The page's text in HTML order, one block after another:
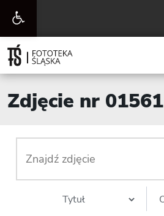
Otwórz
pasek
narzędzi
Zdjęcie nr 01561